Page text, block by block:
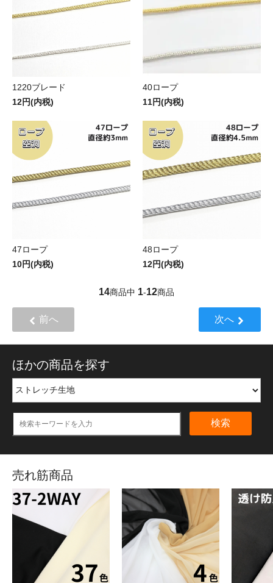
1220ブレード
12円(内税)
40ロープ
11円(内税)
47ロープ
10円(内税)
48ロープ
12円(内税)
14商品中 1-12商品
前へ 次へ
ほかの商品を探す
検索
売れ筋商品